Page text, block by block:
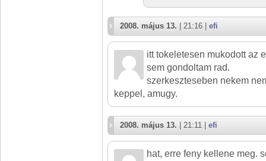
2008. május 13. | 21:16 | efi
itt tokeletesen mukodott az
sem gondoltam rad.
szerkeszteseben nekem
keppel, amugy.
2008. május 13. | 21:11 | efi
hat, erre feny kellene meg.